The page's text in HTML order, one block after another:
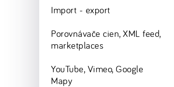
Import - export
Porovnávače cien, XML feed,
marketplaces
YouTube, Vimeo, Google
Mapy